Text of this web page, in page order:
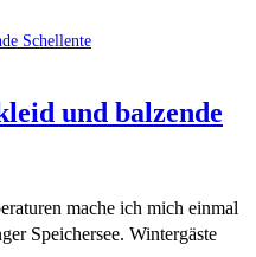
und balzende
mache ich mich einmal
Speichersee. Wintergäste